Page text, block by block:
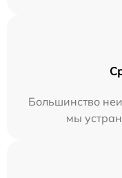
Большинство
мы